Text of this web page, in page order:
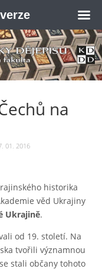
na
01. 2016
historika
věd Ukrajiny
Ukrajině.
od 19. století. Na
tvořili významnou
stali občany tohoto